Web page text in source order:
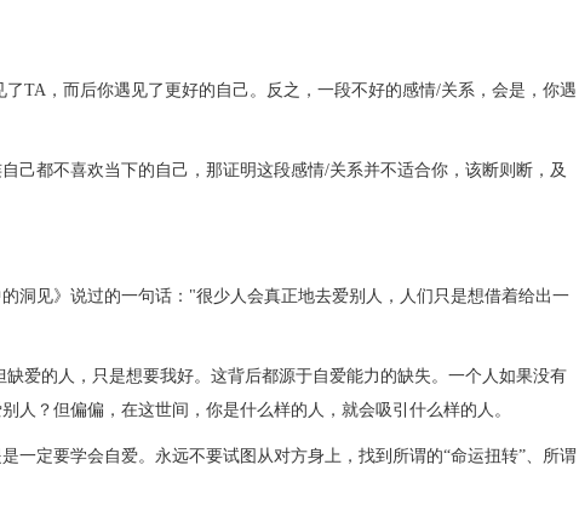
TA，而后你遇见了更好的自己。反之，一段不好的感情/关系，会是，你遇
己都不喜欢当下的自己，那证明这段感情/关系并不适合你，该断则断，及
洞见》说过的一句话："很少人会真正地去爱别人，人们只是想借着给出一
爱的人，只是想要我好。这背后都源于自爱能力的缺失。一个人如果没有
人？但偏偏，在这世间，你是什么样的人，就会吸引什么样的人。
一定要学会自爱。永远不要试图从对方身上，找到所谓的“命运扭转”、所谓